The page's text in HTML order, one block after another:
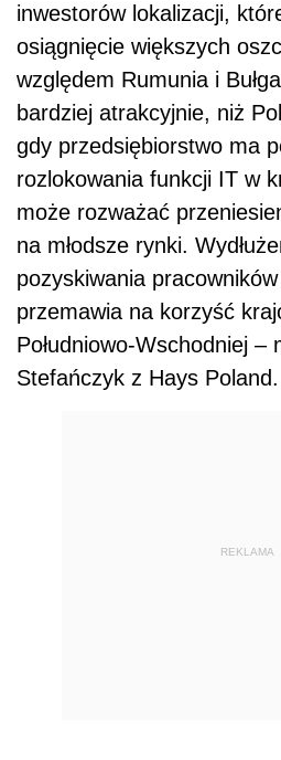
inwestorów lokalizacji,
osiągnięcie większych
względem Rumunia i
bardziej atrakcyjnie, niż
gdy przedsiębiorstwo ma
rozlokowania funkcji IT w
może rozważać
na młodsze rynki.
pozyskiwania
przemawia na korzyść
Południowo-Wschodniej –
Stefańczyk z Hays Poland.
REKLAMA